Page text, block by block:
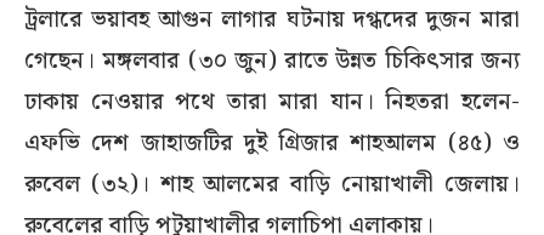
ট্রলারে ভয়াবহ আগুন লাগার ঘটনায় দগ্ধদের দুজন মারা
গেছেন। মঙ্গলবার (৩০ জুন) রাতে উন্নত চিকিৎসার জন্য
ঢাকায় নেওয়ার পথে তারা মারা যান। নিহতরা হলেন-
এফভি দেশ জাহাজটির দুই গ্রিজার শাহআলম (৪৫) ও
রুবেল (৩২)। শাহ আলমের বাড়ি নোয়াখালী জেলায়।
রুবেলের বাড়ি পটুয়াখালীর গলাচিপা এলাকায়।